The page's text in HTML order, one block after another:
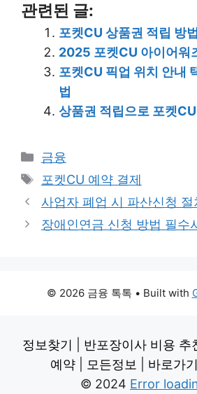
관련된 글:
포켓CU 상품권 적립 방
2025 포켓CU 아이어워
포켓CU 픽업 위치 안내
법
상품권 적립으로 포켓
Categories
금융
Tags
포켓CU 예약 결제
사업자 폐업 시 파산신청 절
장애인연금 신청 방법 필수
© 2026 금융 톡톡 • Built with
정보찾기 반포장이사 비용 추
예약| 모든정보 바로가기
© 2024 Error